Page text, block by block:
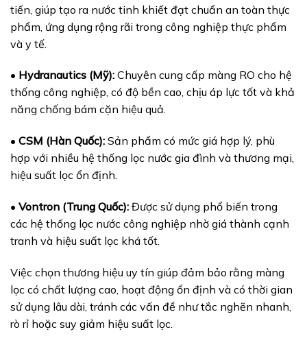
tiến, giúp tạo ra nước tinh khiết đạt chuẩn an toàn thực
phẩm, ứng dụng rộng rãi trong công nghiệp thực phẩm
và y tế.
• Hydranautics (Mỹ): Chuyên cung cấp màng RO cho hệ
thống công nghiệp, có độ bền cao, chịu áp lực tốt và khả
năng chống bám cặn hiệu quả.
• CSM (Hàn Quốc): Sản phẩm có mức giá hợp lý, phù
hợp với nhiều hệ thống lọc nước gia đình và thương mại,
hiệu suất lọc ổn định.
• Vontron (Trung Quốc): Được sử dụng phổ biến trong
các hệ thống lọc nước công nghiệp nhờ giá thành cạnh
tranh và hiệu suất lọc khá tốt.
Việc chọn thương hiệu uy tín giúp đảm bảo rằng màng
lọc có chất lượng cao, hoạt động ổn định và có thời gian
sử dụng lâu dài, tránh các vấn đề như tắc nghẽn nhanh,
rò rỉ hoặc suy giảm hiệu suất lọc.